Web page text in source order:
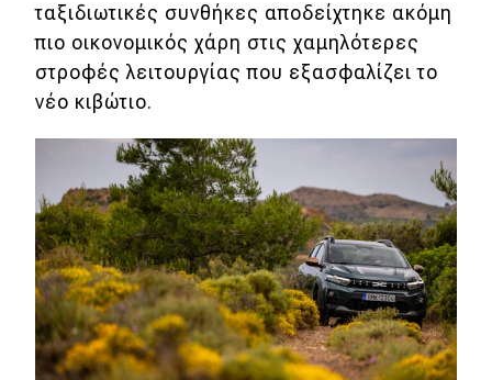
ταξιδιωτικές συνθήκες αποδείχτηκε ακόμη
πιο οικονομικός χάρη στις χαμηλότερες
στροφές λειτουργίας που εξασφαλίζει το
νέο κιβώτιο.